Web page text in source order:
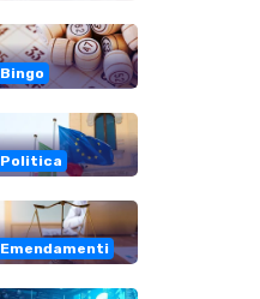
Bingo
Politica
Emendamenti